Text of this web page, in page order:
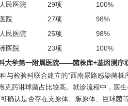
民医院
29项 100%
院
27项 98%
民医院
25项 98%
医院
23项 100%
大学第一附属医院——菌株库+基因测序
与检验科联合建立的“西南尿路感染菌
克肟淋球菌占比较高。就诊流程中，医
可确认是否存在支原体、脲原体、巨球